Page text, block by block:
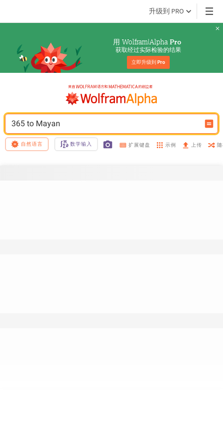
升级到 PRO
用 Wolfram|Alpha Pro
获取经过实际检验的结果
立即升级到 Pro
365 to Mayan
自然语言 数学输入 扩展键盘 示例 上传